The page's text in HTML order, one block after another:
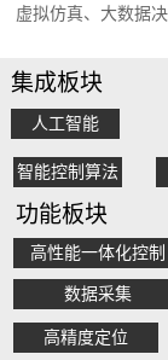
虚拟仿真、大数据
集成板块
人工智能
智能控制算法
功能板块
高性能一体化控制
数据采集
高精度定位